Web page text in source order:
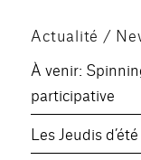
Actualité /
À venir:
participative
Les Jeudis